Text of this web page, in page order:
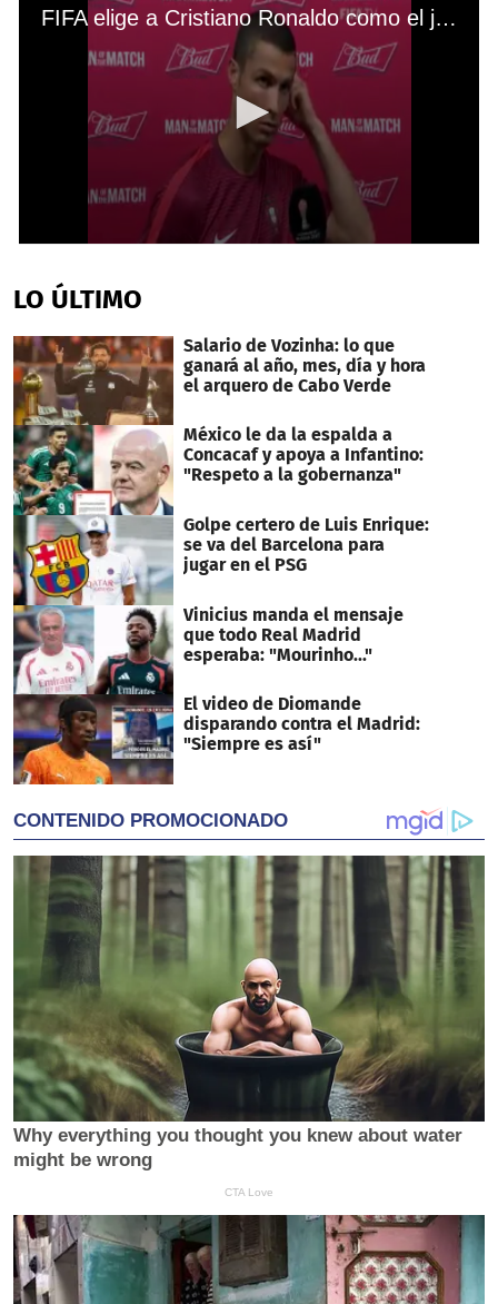
FIFA elige a Cristiano Ronaldo como el jugador del partido
of
44
LO ÚLTIMO
Salario de Vozinha: lo que
ganará al año, mes, día y hora
el arquero de Cabo Verde
México le da la espalda a
Concacaf y apoya a Infantino:
"Respeto a la gobernanza"
Golpe certero de Luis Enrique:
se va del Barcelona para
jugar en el PSG
Vinicius manda el mensaje
que todo Real Madrid
esperaba: "Mourinho..."
El video de Diomande
disparando contra el Madrid:
"Siempre es así"